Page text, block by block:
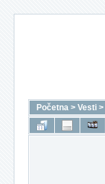
Početna > Vesti >